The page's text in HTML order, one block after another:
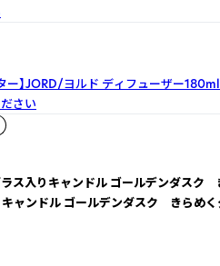
ー】JORD/ヨルド ディフューザー
さい
入りキャンドル ゴールデンダスク
ンドル ゴールデンダスク きらめく